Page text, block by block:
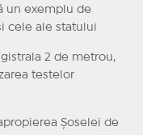
un exemplu de
cele ale statului
2 de metrou,
testelor
Șoselei de